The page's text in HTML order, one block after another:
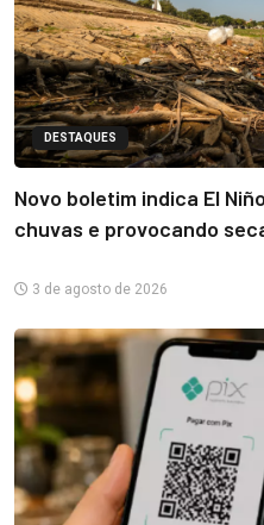
DESTAQUES
Novo boletim indica El
chuvas e provocando
3 de agosto de 2026